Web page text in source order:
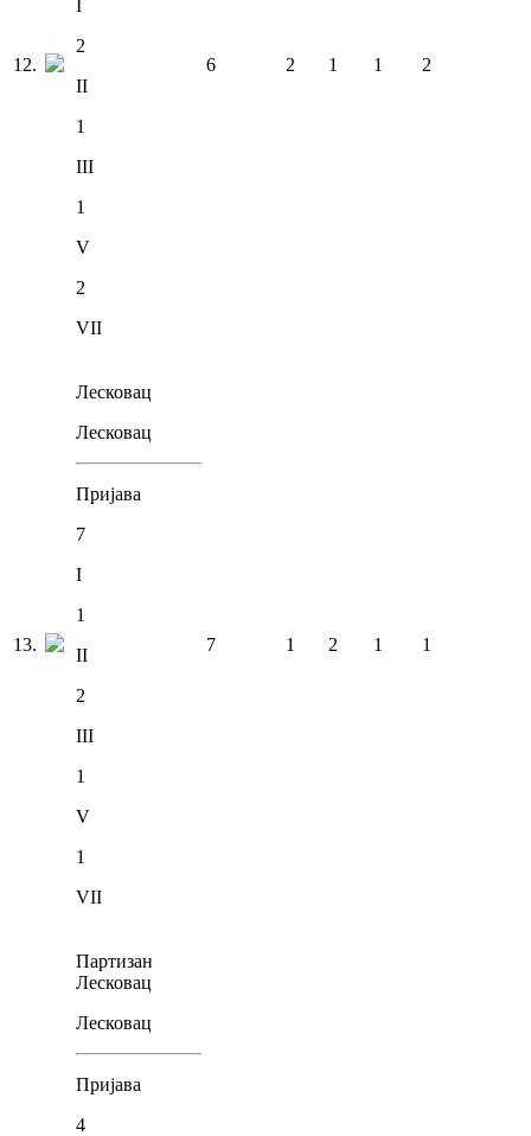
12.
I
2
II
1
III
1
V
2
VII
6 2 1 1 2
13.
Лесковац
Лесковац
Пријава
7
I
1
II
2
III
1
V
1
VII
7 1 2 1 1
Партизан
Лесковац
Лесковац
Пријава
4